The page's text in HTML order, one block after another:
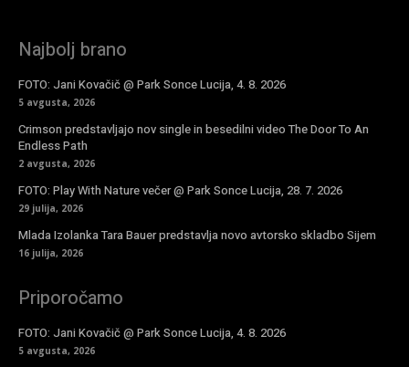
Najbolj brano
FOTO: Jani Kovačič @ Park Sonce Lucija, 4. 8. 2026
5 avgusta, 2026
Crimson predstavljajo nov single in besedilni video The Door To An
Endless Path
2 avgusta, 2026
FOTO: Play With Nature večer @ Park Sonce Lucija, 28. 7. 2026
29 julija, 2026
Mlada Izolanka Tara Bauer predstavlja novo avtorsko skladbo Sijem
16 julija, 2026
Priporočamo
FOTO: Jani Kovačič @ Park Sonce Lucija, 4. 8. 2026
5 avgusta, 2026